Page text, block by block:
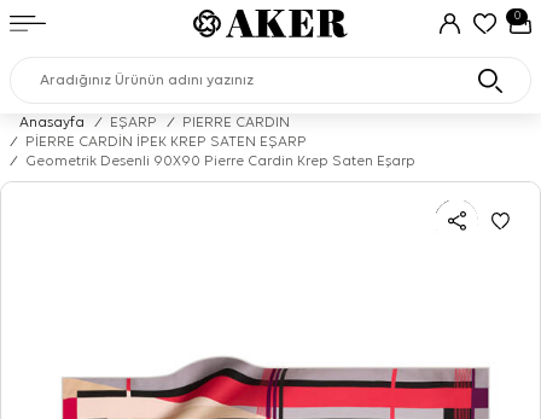
0
Anasayfa / EŞARP /
PIERRE CARDIN
/
PİERRE CARDİN İPEK KREP SATEN EŞARP
/
Geometrik Desenli 90X90 Pierre Cardin Krep Saten Eşarp